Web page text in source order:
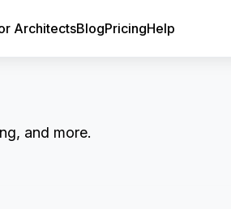
ArchitectsBlogPricingHelp
and more.